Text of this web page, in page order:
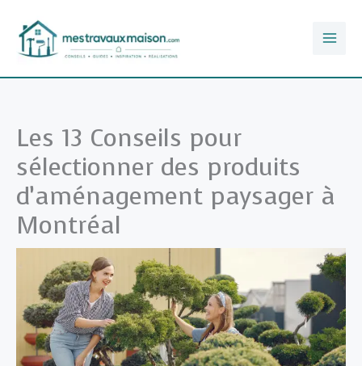
contenu
Les 13 Conseils pour
sélectionner des produits
d’aménagement paysager à
Montréal